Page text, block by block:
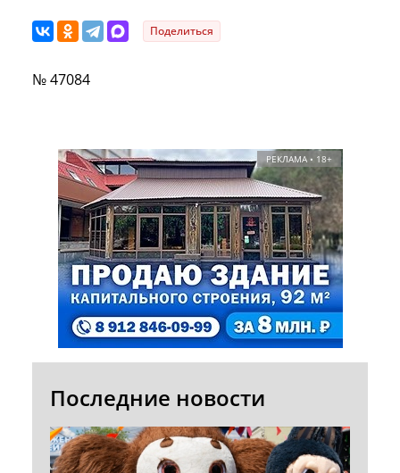
Поделиться
№ 47084
РЕКЛАМА • 18+
Последние новости